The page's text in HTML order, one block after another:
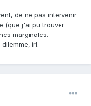
de ne pas intervenir
(que j'ai pu trouver
marginales.
irl.